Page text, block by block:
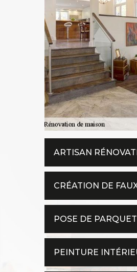
ARTISAN
CRÉATION DE
POSE DE
PEINTURE